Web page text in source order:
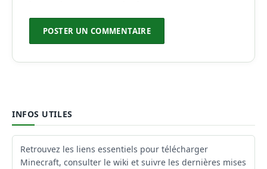
INFOS UTILES
Retrouvez les liens essentiels pour télécharger
Minecraft, consulter le wiki et suivre les dernières mises